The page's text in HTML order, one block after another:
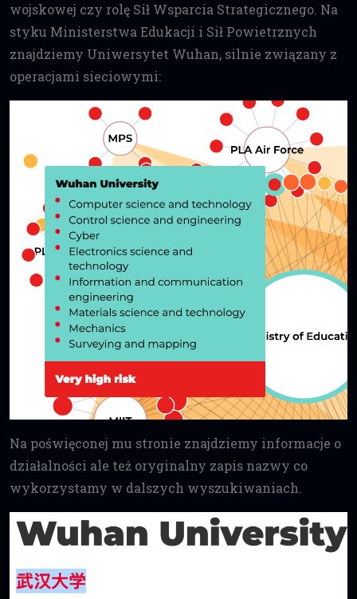
wojskowej czy rolę Sił Wsparcia Strategicznego. Na
styku Ministerstwa Edukacji i Sił Powietrznych
znajdziemy Uniwersytet Wuhan, silnie związany z
operacjami sieciowymi:
Na poświęconej mu stronie znajdziemy informacje o
działalności ale też oryginalny zapis nazwy co
wykorzystamy w dalszych wyszukiwaniach.